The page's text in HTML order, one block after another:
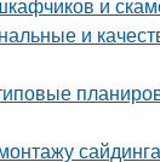
и
монтажу